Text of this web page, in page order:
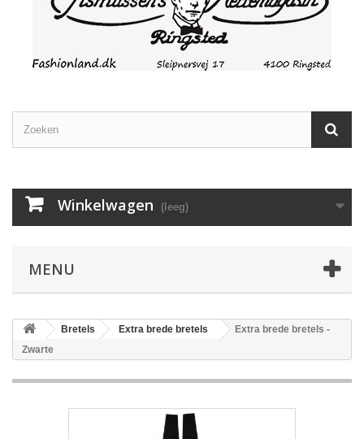
Winkelwagen (leeg)
MENU
Bretels Extra brede bretels
Extra brede bretels -
Zwarte